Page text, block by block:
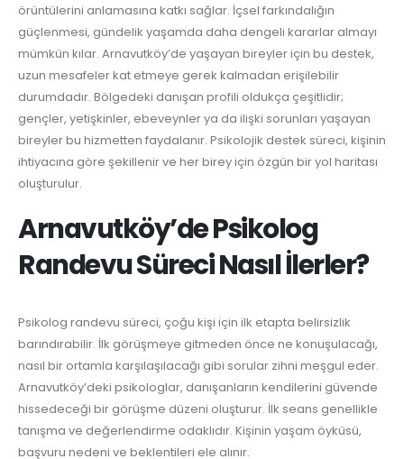
örüntülerini anlamasına katkı sağlar. İçsel farkındalığın
güçlenmesi, gündelik yaşamda daha dengeli kararlar almayı
mümkün kılar. Arnavutköy’de yaşayan bireyler için bu destek,
uzun mesafeler kat etmeye gerek kalmadan erişilebilir
durumdadır. Bölgedeki danışan profili oldukça çeşitlidir;
gençler, yetişkinler, ebeveynler ya da ilişki sorunları yaşayan
bireyler bu hizmetten faydalanır. Psikolojik destek süreci, kişinin
ihtiyacına göre şekillenir ve her birey için özgün bir yol haritası
oluşturulur.
Arnavutköy’de Psikolog
Randevu Süreci Nasıl İlerler?
Psikolog randevu süreci, çoğu kişi için ilk etapta belirsizlik
barındırabilir. İlk görüşmeye gitmeden önce ne konuşulacağı,
nasıl bir ortamla karşılaşılacağı gibi sorular zihni meşgul eder.
Arnavutköy’deki psikologlar, danışanların kendilerini güvende
hissedeceği bir görüşme düzeni oluşturur. İlk seans genellikle
tanışma ve değerlendirme odaklıdır. Kişinin yaşam öyküsü,
başvuru nedeni ve beklentileri ele alınır.